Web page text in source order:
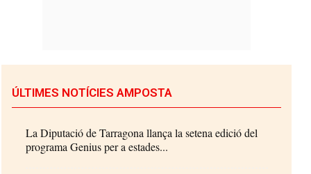
ÚLTIMES NOTÍCIES AMPOSTA
La Diputació de Tarragona llança la setena edició del
programa Genius per a estades...